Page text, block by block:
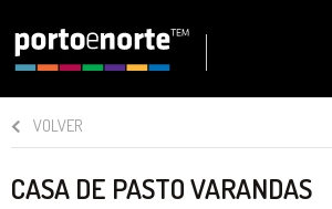
VOLVER
CASA DE PASTO VARANDAS